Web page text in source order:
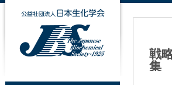
戦
集
公益社団法